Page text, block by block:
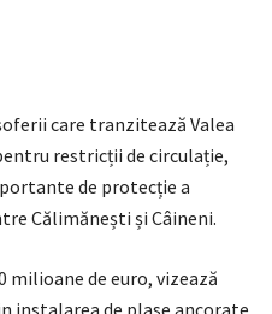
care tranzitează Valea
restricții de circulație,
de protecție a
Călimănești și Câineni.
milioane de euro, vizează
instalarea de plase ancorate